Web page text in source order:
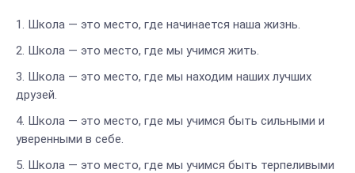
Школа — это место, где начинается наша жизнь.
Школа — это место, где мы учимся жить.
Школа — это место, где мы находим наших лучших
друзей.
Школа — это место, где мы учимся быть сильными и
уверенными в себе.
Школа — это место, где мы учимся быть терпеливыми